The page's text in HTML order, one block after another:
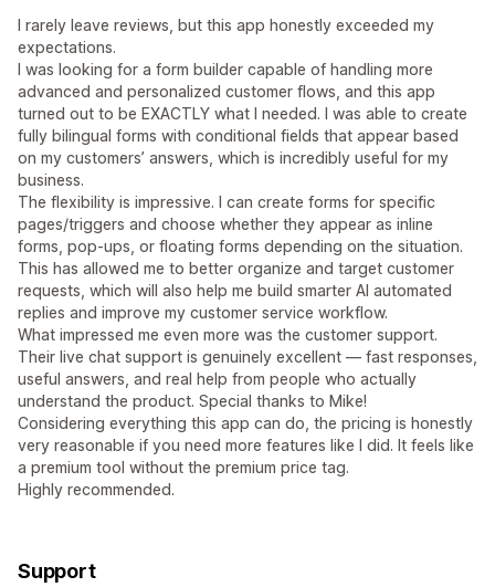
I rarely leave reviews, but this app honestly exceeded my
expectations.
I was looking for a form builder capable of handling more
advanced and personalized customer flows, and this app
turned out to be EXACTLY what I needed. I was able to create
fully bilingual forms with conditional fields that appear based
on my customers’ answers, which is incredibly useful for my
business.
The flexibility is impressive. I can create forms for specific
pages/triggers and choose whether they appear as inline
forms, pop-ups, or floating forms depending on the situation.
This has allowed me to better organize and target customer
requests, which will also help me build smarter AI automated
replies and improve my customer service workflow.
What impressed me even more was the customer support.
Their live chat support is genuinely excellent — fast responses,
useful answers, and real help from people who actually
understand the product. Special thanks to Mike!
Considering everything this app can do, the pricing is honestly
very reasonable if you need more features like I did. It feels like
a premium tool without the premium price tag.
Highly recommended.
Support